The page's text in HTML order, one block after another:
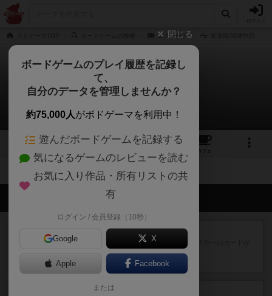
エステート
エステート
拡張/関連作品 0件
3 2
カフェ
会員の新しい投稿
花火：スターマイン
自分のカードは見えず他のプレイヤーのカードが
見える状態でカードを教えた...
約2時間前 by mob567
充実
閉じる
ボードゲームのプレイ履歴を記録し
て、
自分のデータを管理しませんか？
約75,000人がボドゲーマを利用中！
遊んだボードゲームを記録する
気になるゲームのレビューを読む
お気に入り作品・所有リストの共
有
ログイン / 会員登録（10秒）
Google X
Apple Facebook
または